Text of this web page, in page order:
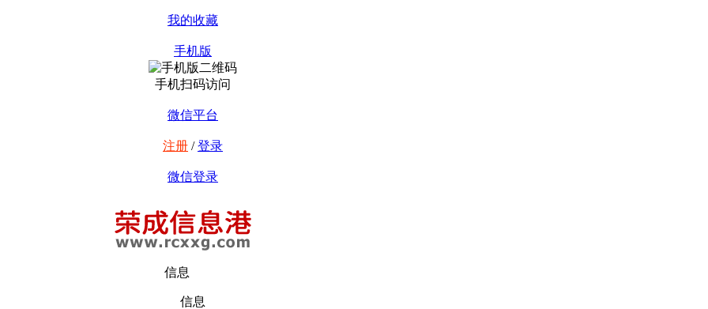
我的收藏
手机版
手机扫码访问
微信平台
注册 /登录
微信登录
信息
信息